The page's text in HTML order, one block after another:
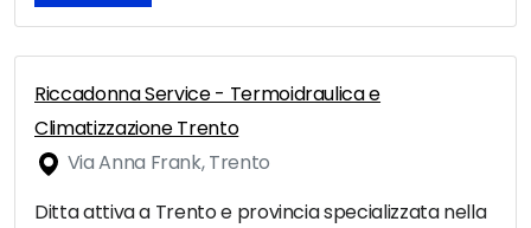
Riccadonna Service - Termoidraulica e
Climatizzazione Trento
Via Anna Frank, Trento
Ditta attiva a Trento e provincia specializzata nella